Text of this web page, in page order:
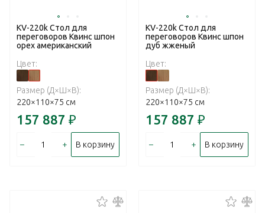
KV-220k Стол для
переговоров Квинс шпон
орех американский
Цвет:
Размер (Д×Ш×В):
220×110×75 см
157 887 ₽
– + В корзину
KV-220k Стол для
переговоров Квинс шпон
дуб жженый
Цвет:
Размер (Д×Ш×В):
220×110×75 см
157 887 ₽
– + В корзину